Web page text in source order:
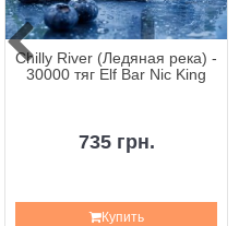
Chilly River (Ледяная река) -
30000 тяг Elf Bar Nic King
735 грн.
Купить